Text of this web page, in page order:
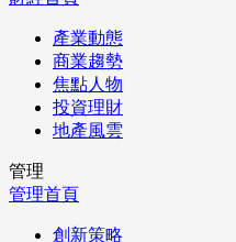
產業動態
商業趨勢
焦點人物
投資理財
地產風雲
管理
管理首頁
創新策略